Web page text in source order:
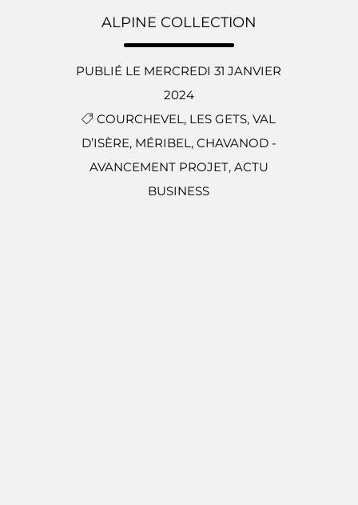
ALPINE COLLECTION
PUBLIÉ LE MERCREDI 31 JANVIER
2024
COURCHEVEL, LES GETS,VAL
D’ISÈRE, MÉRIBEL, CHAVANOD -
AVANCEMENT PROJET, ACTU
BUSINESS